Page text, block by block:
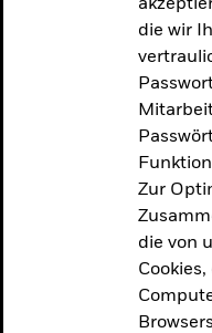
Die
in
die wir
Zur
die von